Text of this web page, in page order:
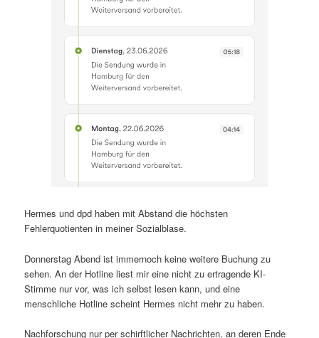
Hermes und dpd haben mit Abstand die höchsten
Fehlerquotienten in meiner Sozialblase.
Donnerstag Abend ist immernoch keine weitere Buchung zu
sehen. An der Hotline liest mir eine nicht zu ertragende KI-
Stimme nur vor, was ich selbst lesen kann, und eine
menschliche Hotline scheint Hermes nicht mehr zu haben.
Nachforschung nur per schirftlicher Nachrichten, an deren Ende